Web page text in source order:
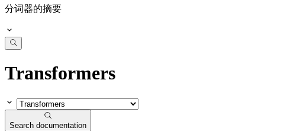
分词器的摘要
Transformers
Search documentation